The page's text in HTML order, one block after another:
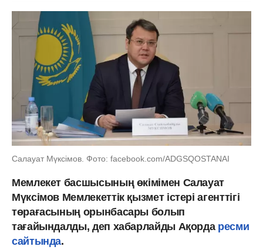
Салауат Мүксімов. Фото: facebook.com/ADGSQOSTANAI
Мемлекет басшысының өкімімен Салауат
Мүксімов Мемлекеттік қызмет істері агенттігі
төрағасының орынбасары болып
тағайындалды, деп хабарлайды Ақорда ресми
сайтында.